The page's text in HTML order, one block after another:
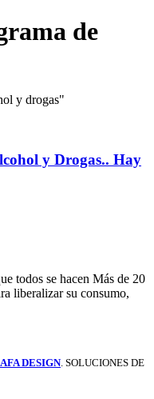
de
y drogas"
y Drogas.. Hay
todos se hacen Más de 20
liberalizar su consumo,
DESIGN. SOLUCIONES DE